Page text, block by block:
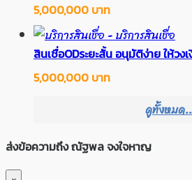
5,000,000 บาท
สินเชื่อODระยะสั้น อนุมัติง่าย ให้วง
5,000,000 บาท
ดูทั้งหมด
ส่งข้อความถึง ณัฐพล จงใจหาญ